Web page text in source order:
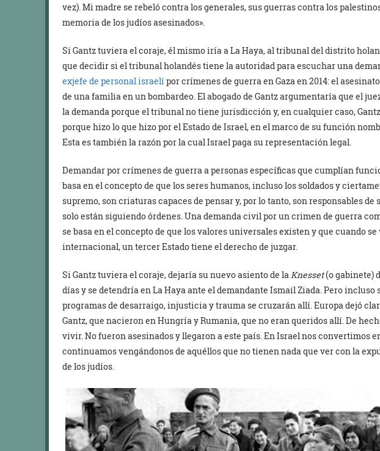
vez). Mi madre se rebeló contra los generales, sus guerras contra los
memoria de los judíos asesinados».
Si Gantz tuviera el coraje, él mismo iría a La Haya, al tribunal del distrito
que decidir si el tribunal holandés tiene la autoridad para escuchar una
exjefe de personal israelípor crímenes de guerra en Gaza en 2014: el
de una familia en un bombardeo. El abogado de Gantz argumentaría que el
la demanda porque el tribunal no tiene jurisdicción y, en cualquier caso,
porque hizo lo que hizo por el Estado de Israel, en el marco de su función
Esta es también la razón por la cual Israel paga su representación legal.
Demandar por crímenes de guerra a personas específicas que cumplían
basa en el concepto de que los seres humanos, incluso los soldados y
supremo, son criaturas capaces de pensar y, por lo tanto, son responsables de
solo están siguiendo órdenes. Una demanda civil por un crimen de guerra
se basa en el concepto de que los valores universales existen y que cuando
internacional, un tercer Estado tiene el derecho de juzgar.
Si Gantz tuviera el coraje, dejaría su nuevo asiento de laKnesset(o gabinete)
días y se detendría en La Haya ante el demandante Ismail Ziada. Pero incluso
programas de desarraigo, injusticia y trauma se cruzarán allí. Europa dejó
Gantz, que nacieron en Hungría y Rumania, que no eran queridos allí. De
vivir. No fueron asesinados y llegaron a este país. En Israel nos convertimos
continuamos vengándonos de aquéllos que no tienen nada que ver con la
de los judíos.